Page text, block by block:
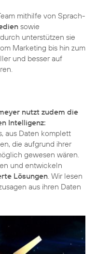
mithilfe von Sprach-
sowie
unterstützen sie
Marketing bis hin zum
und besser auf
nutzt zudem die
Intelligenz:
aus Daten komplett
die aufgrund ihrer
gewesen wären.
und entwickeln
Lösungen. Wir lesen
aus ihren Daten